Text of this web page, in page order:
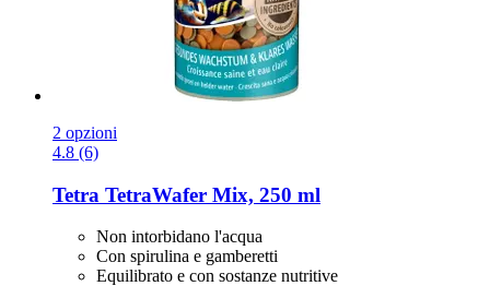
2 opzioni
4.8 (6)
Tetra TetraWafer Mix, 250 ml
Non intorbidano l'acqua
Con spirulina e gamberetti
Equilibrato e con sostanze nutritive